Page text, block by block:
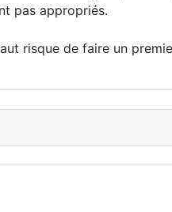
pas appropriés.
risque de faire un